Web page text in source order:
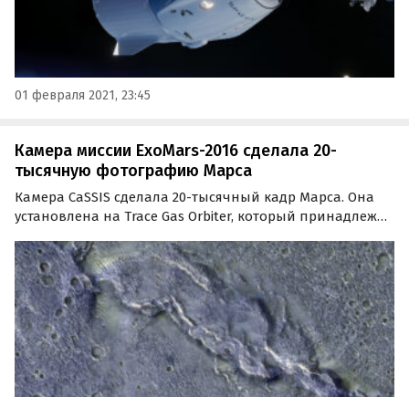
01 февраля 2021, 23:45
Камера миссии ExoMars-2016 сделала 20-
тысячную фотографию Марса
Камера CaSSIS сделала 20-тысячный кадр Марса. Она
установлена на Trace Gas Orbiter, который принадлежит
совместно Евросоюзом.